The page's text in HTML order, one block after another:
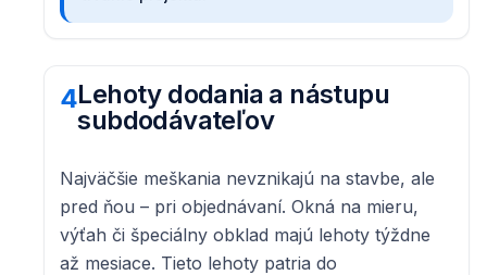
4Lehoty dodania a nástupu
subdodávateľov
Najväčšie meškania nevznikajú na stavbe, ale
pred ňou – pri objednávaní. Okná na mieru,
výťah či špeciálny obklad majú lehoty týždne
až mesiace. Tieto lehoty patria do